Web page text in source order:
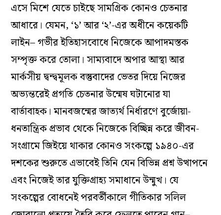
এসে মিশে যেতে চাইছে সামগ্রিক কোনও চেতনার
আধারে। যেমন, ‘১’ আর ‘২’-এর অধীনে কয়েকটি
লাইন– গভীর ইতিহাসবোধে নিজেকে আপাদমস্তক
সম্পৃক্ত করে তোলা। সাম্যবাদে অপার আস্থা আর
মার্কসীয় দ্বন্দ্বমূলক বস্তুবাদের ভেতর দিয়ে নিজের
অভ্যন্তরেই প্রগতি চেতনার উন্মেষ ঘটানোর যা
বার্তাবাহক। মানবজন্মের জাত্যর্থ নির্ধারণে বুর্জোয়া-
ধনতান্ত্রিক প্রভাব থেকে নিজেকে বিচ্ছিন্ন করে জীবন-
সংগ্রামে জিইয়ে থাকার কোনও সংকল্পে ১৯৪০-এর
দশকের শুরুতে এভাবেই তিনি যেন বিভিন্ন প্রশ্ন উত্থাপনে
এবং নিজেই তার যুক্তিগ্রাহ্য সমাধানে উন্মুখ। যে
সংকল্পের বোধনেই পরবর্তীকালে গীতিকার সলিল